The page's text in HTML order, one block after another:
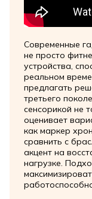
Современные
не просто
устройства,
реальном
предлагать
третьего
сенсорикой не
оценивает
как маркер
сравнить с
акцент на
нагрузке.